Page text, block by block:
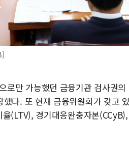
로만 가능했던 금융기관 검사권
다. 또 현재 금융위원회가 갖고
(LTV), 경기대응완충자본